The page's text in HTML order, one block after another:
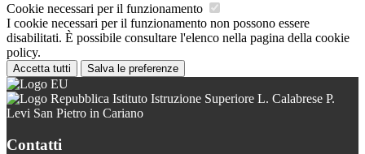
Cookie necessari per il funzionamento
I cookie necessari per il funzionamento non possono essere
disabilitati. È possibile consultare l'elenco nella pagina della cookie
policy.
Accetta tutti Salva le preferenze
Istituto Istruzione Superiore L. Calabrese P.
Levi San Pietro in Cariano
Contatti